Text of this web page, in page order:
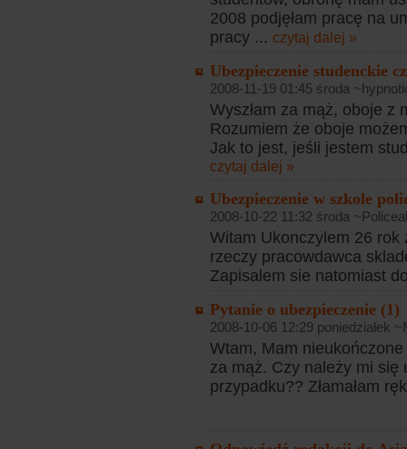
2008 podjęłam pracę na
pracy ... czytaj dalej »
Ubezpieczenie studenckie
2008-11-19 01:45 środa
Wyszłam za mąż, oboje z
Rozumiem że oboje
Jak to jest, jeśli jestem
czytaj dalej »
Ubezpieczenie w szkole
2008-10-22 11:32 środa
Witam Ukonczylem 26
rzeczy pracowdawca
Zapisalem sie natomiast
Pytanie o ubezpieczenie (1)
2008-10-06 12:29 poniedziałek
Wtam, Mam
za mąż. Czy należy mi się
przypadku?? Złamałam